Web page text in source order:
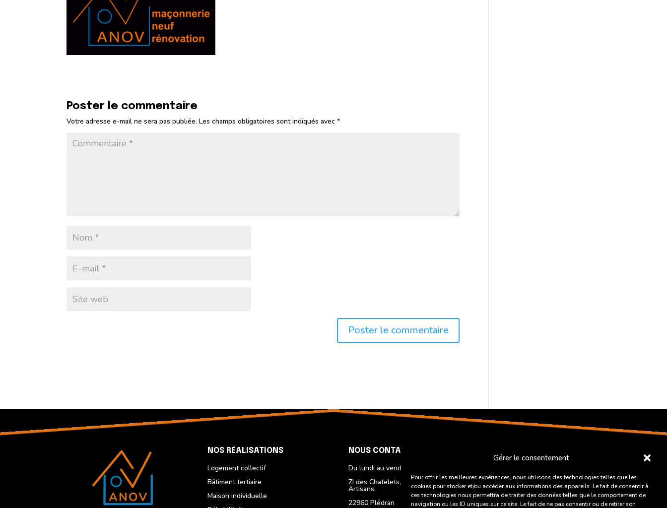
Gérer le consentement
Pour offrir les meilleures expériences, nous utilisons des technologies telles que les
cookies pour stocker et/ou accéder aux informations des appareils. Le fait de consentir à
ces technologies nous permettra de traiter des données telles que le comportement de
navigation ou les ID uniques sur ce site. Le fait de ne pas consentir ou de retirer son
Poster le commentaire
Votre adresse e-mail ne sera pas publiée. Les champs obligatoires sont indiqués avec*
NOS RÉALISATIONS
Logement collectif
Bâtiment tertiaire
Maison individuelle
NOUS CONTACTER
Du lundi au vendredi
ZI des Chatelets, 6 Rue des
Artisans,
22960 Plédran
Suivre